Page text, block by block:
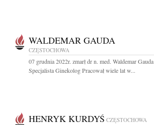
WALDEMAR GAUDA
CZĘSTOCHOWA
07 grudnia 2022r. zmarł dr n. med. Waldemar Gauda
Specjalista Ginekolog Pracował wiele lat w...
HENRYK KURDYŚ CZĘSTOCHOWA